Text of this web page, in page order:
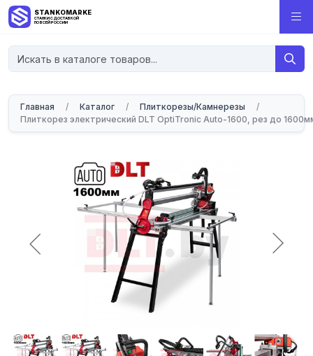
STANKOMARKET
СТАНКИ С ДОСТАВКОЙ
ПО ВСЕЙ РОССИИ
Главная / Каталог / Плиткорезы/Камнерезы
/
Плиткорез электрический DLT OptiTronic Auto-1600, рез до